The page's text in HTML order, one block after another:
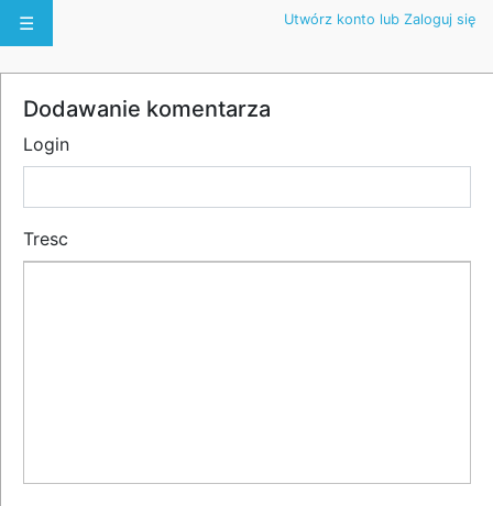
☰ Utwórz konto lub Zaloguj się
Dodawanie komentarza
Login
Tresc